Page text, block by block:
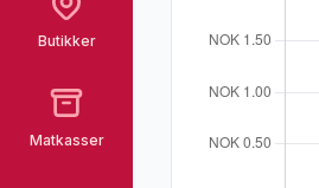
Butikker
Matkasser